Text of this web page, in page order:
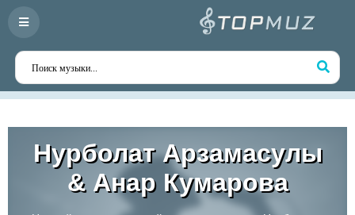
Нурболат Арзамасулы
& Анар Кумарова